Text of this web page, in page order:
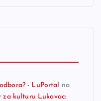
- LuPortal
na
za kulturu Lukavac: